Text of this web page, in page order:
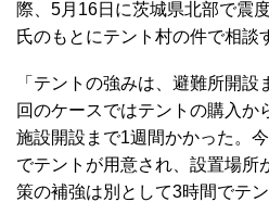
際、5月16日に茨城県北部で震
氏のもとにテント村の件で相談
「テントの強みは、避難所開
回のケースではテントの購入か
施設開設まで1週間かかった。
でテントが用意され、設置場所
策の補強は別として3時間でテ